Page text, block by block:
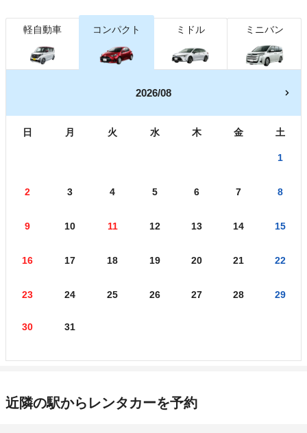
軽自動車 コンパクト ミドル ミニバン
2026/08
日 月 火 水 木 金 土
1
2 3 4 5 6 7 8
9 10 11 12 13 14 15
16 17 18 19 20 21 22
23 24 25 26 27 28 29
30 31
近隣の駅からレンタカーを予約